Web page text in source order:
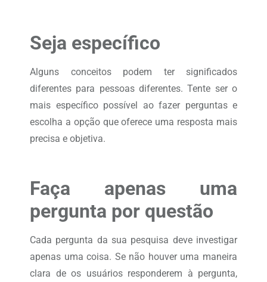
Seja específico
Alguns conceitos podem ter significados
diferentes para pessoas diferentes. Tente ser o
mais específico possível ao fazer perguntas e
escolha a opção que oferece uma resposta mais
precisa e objetiva.
Faça apenas uma
pergunta por questão
Cada pergunta da sua pesquisa deve investigar
apenas uma coisa. Se não houver uma maneira
clara de os usuários responderem à pergunta,